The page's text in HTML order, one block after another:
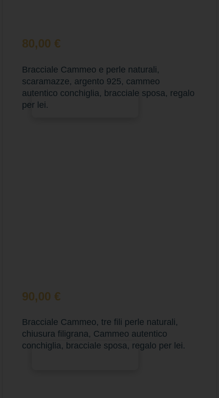
80,00 €
Bracciale Cammeo e perle naturali,
scaramazze, argento 925, cammeo
autentico conchiglia, bracciale sposa, regalo
per lei.
90,00 €
Bracciale Cammeo, tre fili perle naturali,
chiusura filigrana, Cammeo autentico
conchiglia, bracciale sposa, regalo per lei.